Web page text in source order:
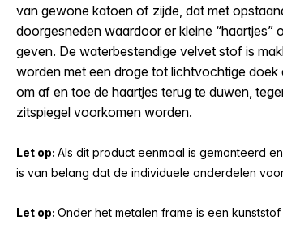
van gewone katoen of zijde, dat met
doorgesneden waardoor er kleine
geven. De waterbestendige velvet stof is
worden met een droge tot lichtvochtige
om af en toe de haartjes terug te duwen,
zitspiegel voorkomen worden.
Let op: Als dit product eenmaal is gemonteerd
is van belang dat de individuele onderdelen
Let op: Onder het metalen frame is een